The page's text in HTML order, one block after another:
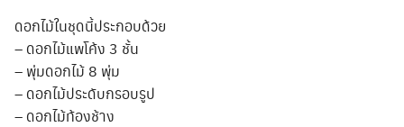
ดอกไม้ในชุดนี้ประกอบด้วย
– ดอกไม้แพโค้ง 3 ชั้น
– พุ่มดอกไม้ 8 พุ่ม
– ดอกไม้ประดับกรอบรูป
– ดอกไม้ท้องช้าง